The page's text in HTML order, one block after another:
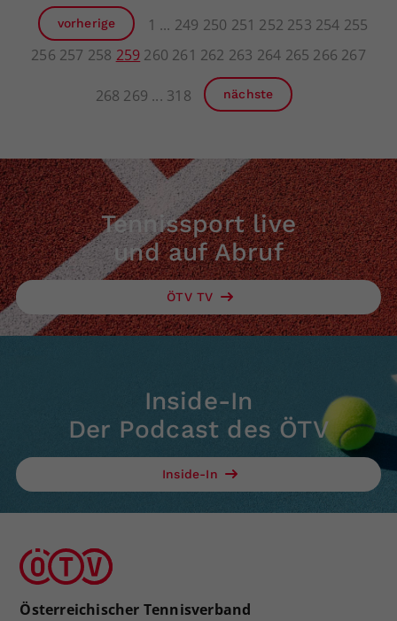
vorherige 1 249 250 251 252 253 254 255
256 257 258 259 260 261 262 263 264 265 266 267
268 269 318 nächste
Tennissport live
und auf Abruf
ÖTV TV
Inside-In
Der Podcast des ÖTV
Inside-In
Österreichischer Tennisverband